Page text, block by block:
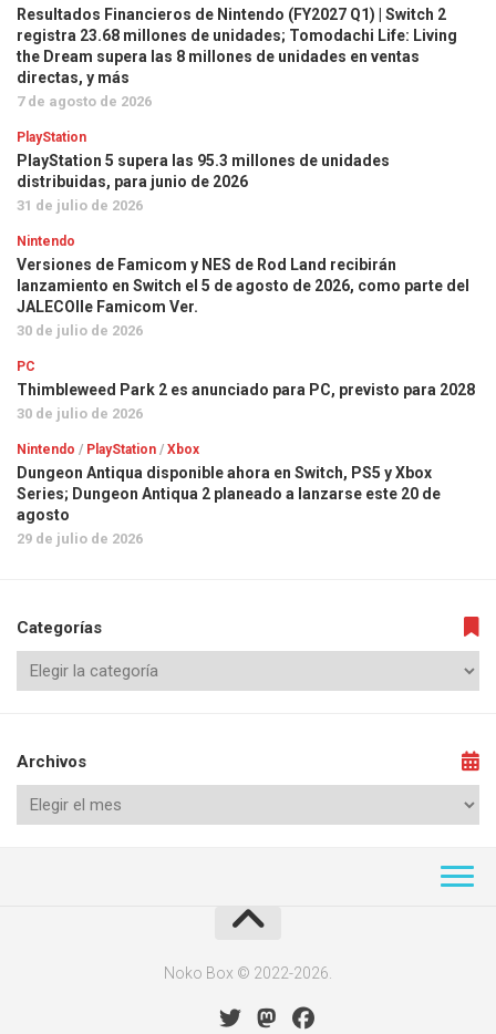
Resultados Financieros de Nintendo (FY2027 Q1) | Switch 2
registra 23.68 millones de unidades; Tomodachi Life: Living
the Dream supera las 8 millones de unidades en ventas
directas, y más
7 de agosto de 2026
PlayStation
PlayStation 5 supera las 95.3 millones de unidades
distribuidas, para junio de 2026
31 de julio de 2026
Nintendo
Versiones de Famicom y NES de Rod Land recibirán
lanzamiento en Switch el 5 de agosto de 2026, como parte del
JALECOlle Famicom Ver.
30 de julio de 2026
PC
Thimbleweed Park 2 es anunciado para PC, previsto para 2028
30 de julio de 2026
Nintendo / PlayStation / Xbox
Dungeon Antiqua disponible ahora en Switch, PS5 y Xbox
Series; Dungeon Antiqua 2 planeado a lanzarse este 20 de
agosto
29 de julio de 2026
Categorías
Archivos
Noko Box © 2022-2026.